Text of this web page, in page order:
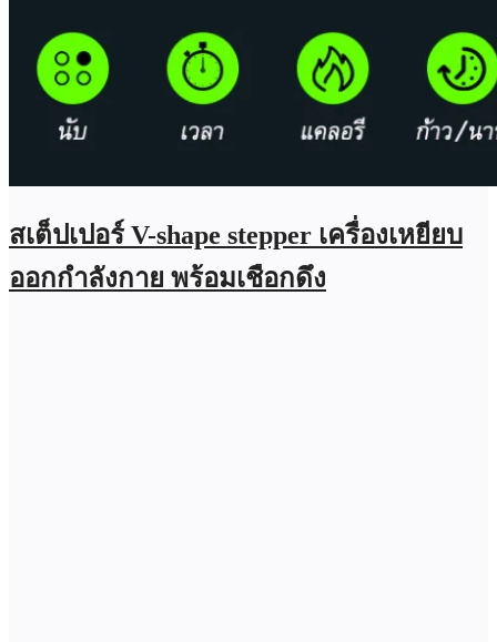
สเต็ปเปอร์ V-shape stepper เครื่องเหยียบ
ออกกำลังกาย พร้อมเชือกดึง